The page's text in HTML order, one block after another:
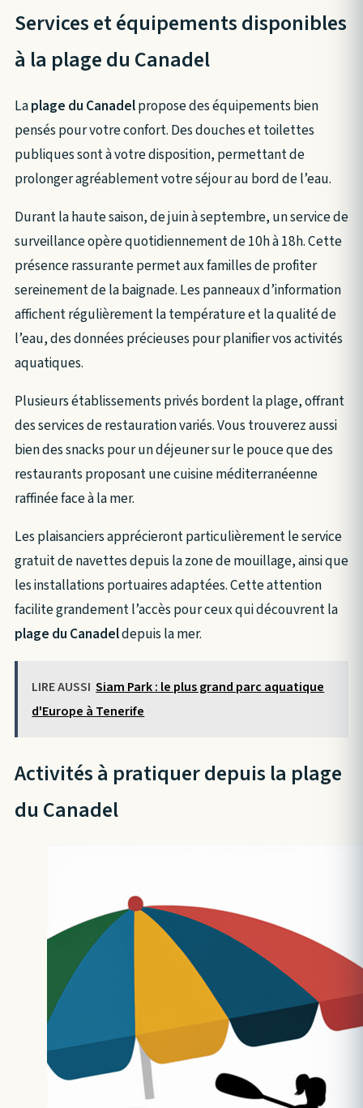
Services et équipements disponibles
à la plage du Canadel
Laplage du Canadelpropose des équipements bien
pensés pour votre confort. Des douches et toilettes
publiques sont à votre disposition, permettant de
prolonger agréablement votre séjour au bord de l’eau.
Durant la haute saison, de juin à septembre, un service de
surveillance opère quotidiennement de 10h à 18h. Cette
présence rassurante permet aux familles de profiter
sereinement de la baignade. Les panneaux d’information
affichent régulièrement la température et la qualité de
l’eau, des données précieuses pour planifier vos activités
aquatiques.
Plusieurs établissements privés bordent la plage, offrant
des services de restauration variés. Vous trouverez aussi
bien des snacks pour un déjeuner sur le pouce que des
restaurants proposant une cuisine méditerranéenne
raffinée face à la mer.
Les plaisanciers apprécieront particulièrement le service
gratuit de navettes depuis la zone de mouillage, ainsi que
les installations portuaires adaptées. Cette attention
facilite grandement l’accès pour ceux qui découvrent la
plage du Canadeldepuis la mer.
LIRE AUSSI Siam Park : le plus grand parc aquatique
d'Europe à Tenerife
Activités à pratiquer depuis la plage
du Canadel